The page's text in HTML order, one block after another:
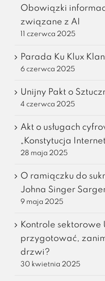
Obowiązki
związane z AI
11 czerwca 2025
Parada Ku Klux
6 czerwca 2025
Unijny Pakt o
4 czerwca 2025
Akt o usługach
„Konstytucja
28 maja 2025
O ramiączku do
Johna Singer
9 maja 2025
Kontrole
przygotować,
drzwi?
30 kwietnia 2025